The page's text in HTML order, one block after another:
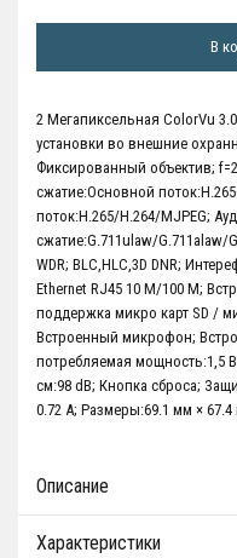
В
2 Мегапиксельная ColorVu
установки во внешние
Фиксированный объектив;
сжатие:Основной
поток:H.265/H.264/MJPEG;
сжатие:G.711ulaw/G.711alaw/
WDR; BLC,HLC,3D DNR;
Ethernet RJ45 10 M/100 M;
поддержка микро карт SD /
Встроенный микрофон;
потребляемая мощность:1,5
см:98 dB; Кнопка сброса;
0.72 A; Размеры:69.1 мм ×
Описание
Характеристики